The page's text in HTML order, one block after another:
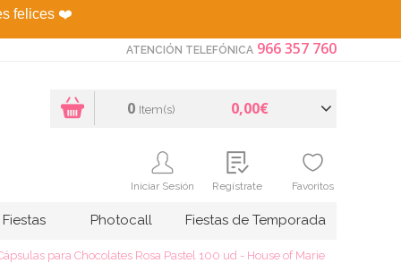
felices ❤️
ATENCIÓN TELEFÓNICA 966 357 760
0 Item(s) 0,00€
Iniciar Sesión Regístrate Favoritos
Photocall Fiestas de Temporada
para Chocolates Rosa Pastel 100 ud - House of Marie